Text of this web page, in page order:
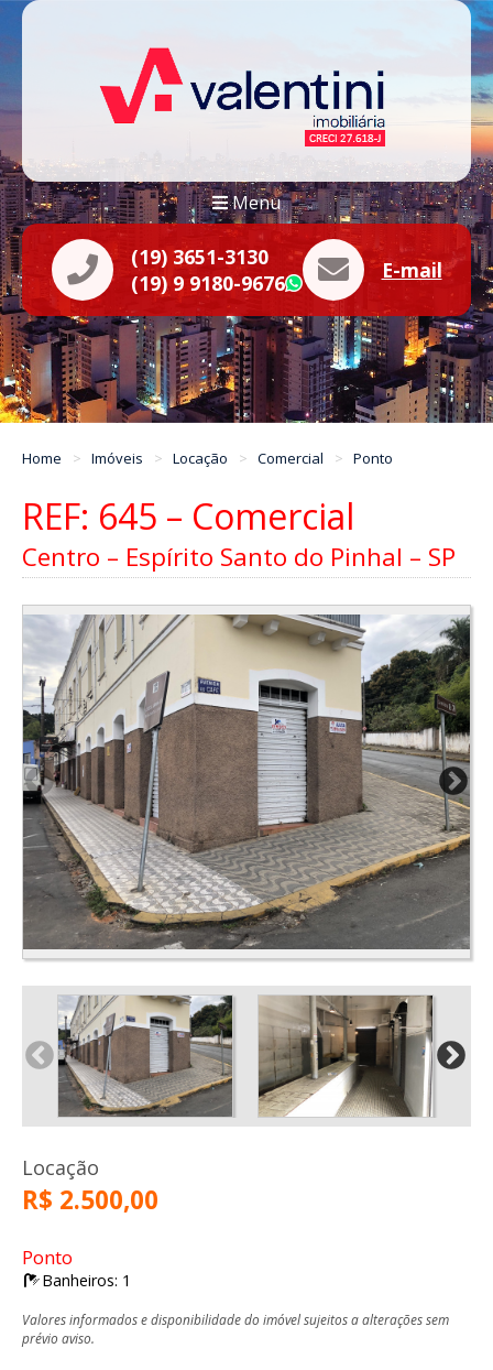
Menu
(19) 3651-3130
(19) 9 9180-9676
WhatsApp
E-mail
Home Imóveis Locação Comercial Ponto
REF: 645 – Comercial
Centro – Espírito Santo do Pinhal – SP
Locação
R$ 2.500,00
Ponto
Banheiros: 1
Valores informados e disponibilidade do imóvel sujeitos a alterações sem
prévio aviso.